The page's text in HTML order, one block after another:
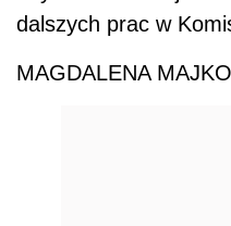
dalszych prac w
MAGDALENA